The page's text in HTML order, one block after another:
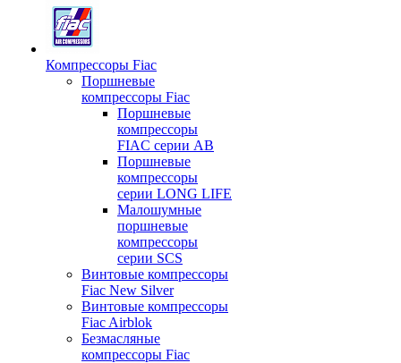
Компрессоры Fiac
Поршневые
компрессоры Fiac
Поршневые
компрессоры
FIAC серии AB
Поршневые
компрессоры
серии LONG LIFE
Малошумные
поршневые
компрессоры
серии SCS
Винтовые компрессоры
Fiac New Silver
Винтовые компрессоры
Fiac Airblok
Безмасляные
компрессоры Fiac